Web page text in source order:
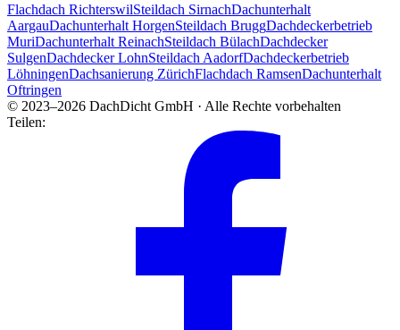
Flachdach RichterswilSteildach SirnachDachunterhalt
AargauDachunterhalt HorgenSteildach BruggDachdeckerbetrieb
MuriDachunterhalt ReinachSteildach BülachDachdecker
SulgenDachdecker LohnSteildach AadorfDachdeckerbetrieb
LöhningenDachsanierung ZürichFlachdach RamsenDachunterhalt
Oftringen
© 2023–2026 DachDicht GmbH · Alle Rechte vorbehalten
Teilen: